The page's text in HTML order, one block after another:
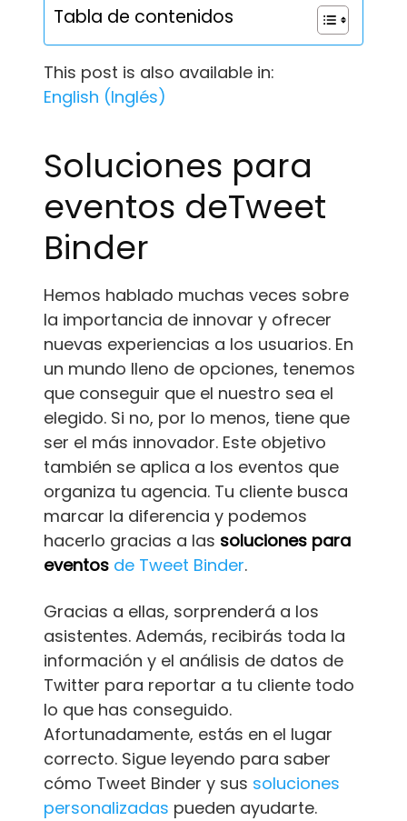
Tabla de contenidos
This post is also available in:
English (Inglés)
Soluciones para
eventos deTweet
Binder
Hemos hablado muchas veces sobre
la importancia de innovar y ofrecer
nuevas experiencias a los usuarios. En
un mundo lleno de opciones, tenemos
que conseguir que el nuestro sea el
elegido. Si no, por lo menos, tiene que
ser el más innovador. Este objetivo
también se aplica a los eventos que
organiza tu agencia. Tu cliente busca
marcar la diferencia y podemos
hacerlo gracias a las soluciones para
eventos de Tweet Binder.
Gracias a ellas, sorprenderá a los
asistentes. Además, recibirás toda la
información y el análisis de datos de
Twitter para reportar a tu cliente todo
lo que has conseguido.
Afortunadamente, estás en el lugar
correcto. Sigue leyendo para saber
cómo Tweet Binder y sus soluciones
personalizadas pueden ayudarte.